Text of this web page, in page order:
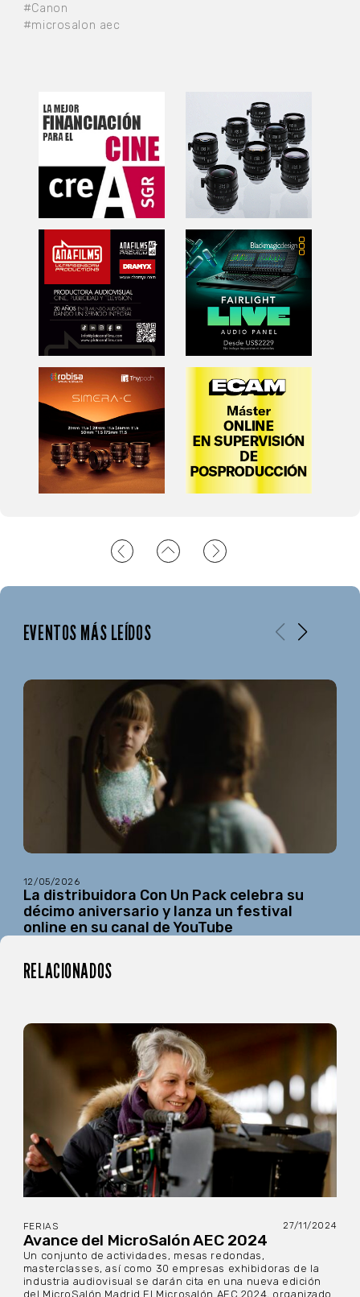
#Canon
#microsalon aec
EVENTOS MÁS LEÍDOS
12/05/2026
La distribuidora Con Un Pack celebra su
décimo aniversario y lanza un festival
online en su canal de YouTube
RELACIONADOS
FERIAS 27/11/2024
Avance del MicroSalón AEC 2024
Un conjunto de actividades, mesas redondas,
masterclasses, así como 30 empresas exhibidoras de la
industria audiovisual se darán cita en una nueva edición
del MicroSalón Madrid El Microsalón AEC 2024, organizado